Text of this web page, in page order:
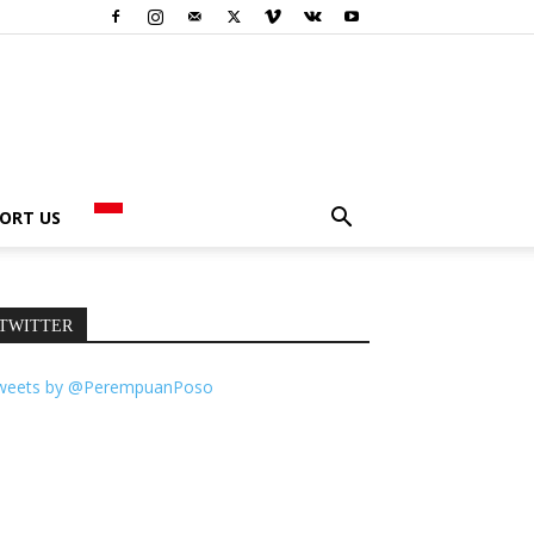
US
by @PerempuanPoso